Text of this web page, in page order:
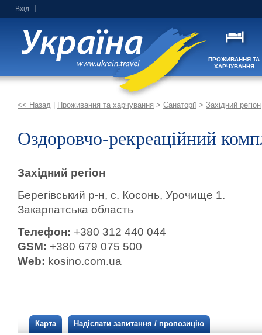
Вхід
ПРОЖИВАННЯ ТА
ХАРЧУВАННЯ
<< Назад Проживання та харчування > Санаторії > Західний регіон
Оздоровчо-рекреаційний
Західний регіон
Берегівський р-н, с. Косонь, Урочище 1.
Закарпатська область
Телефон: +380 312 440 044
GSM: +380 679 075 500
Web: kosino.com.ua
Карта Надіслати запитання / пропозицію